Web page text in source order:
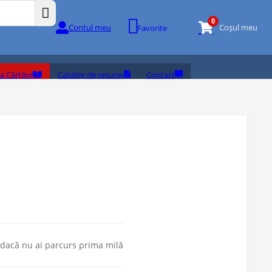
Contul meu Favorite
0
Coșul meu
Cărților Catalog de resurse Contact
nu ai parcurs prima milă